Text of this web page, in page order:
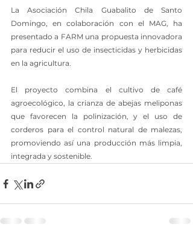
La Asociación Chila Guabalito de Santo
Domingo, en colaboración con el MAG, ha
presentado a FARM una propuesta innovadora
para reducir el uso de insecticidas y herbicidas
en la agricultura.
El proyecto combina el cultivo de café
agroecológico, la crianza de abejas meliponas
que favorecen la polinización, y el uso de
corderos para el control natural de malezas,
promoviendo así una producción más limpia,
integrada y sostenible.